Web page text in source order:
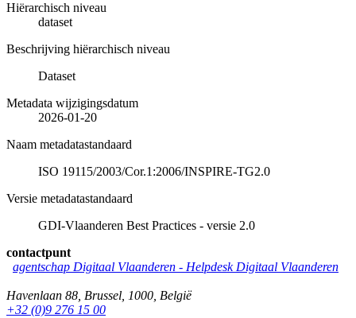
Hiërarchisch niveau
dataset
Beschrijving hiërarchisch niveau
Dataset
Metadata wijzigingsdatum
2026-01-20
Naam metadatastandaard
ISO 19115/2003/Cor.1:2006/INSPIRE-TG2.0
Versie metadatastandaard
GDI-Vlaanderen Best Practices - versie 2.0
contactpunt
agentschap Digitaal Vlaanderen - Helpdesk Digitaal Vlaanderen
Havenlaan 88 Brussel 1000 België
+32 (0)9 276 15 00